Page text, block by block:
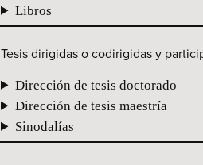
Libros
Tesis dirigidas o codirigidas y
Dirección de tesis doctorado
Dirección de tesis maestría
Sinodalías